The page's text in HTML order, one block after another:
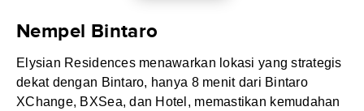
Nempel Bintaro
Elysian Residences menawarkan lokasi yang strategis
dekat dengan Bintaro, hanya 8 menit dari Bintaro
XChange, BXSea, dan Hotel, memastikan kemudahan